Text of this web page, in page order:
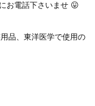
お電話下さいませ 😛
品、東洋医学で使用の